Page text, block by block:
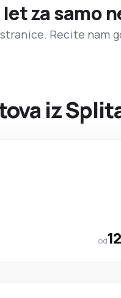
za samo
Recite nam
iz
od